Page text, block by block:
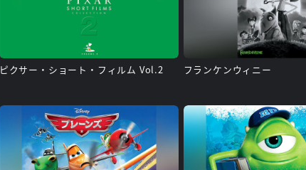
ピクサー・ショート・フィルム Vol.2 フランケンウィニー